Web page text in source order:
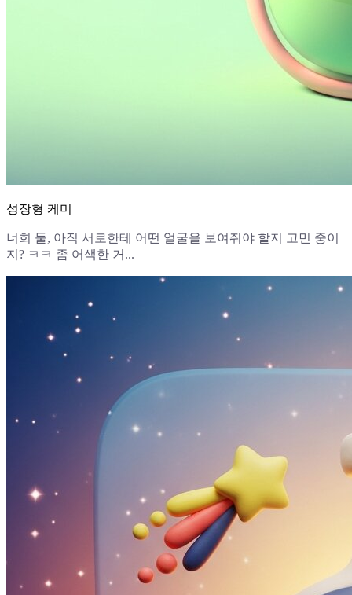
성장형 케미
너희 둘, 아직 서로한테 어떤 얼굴을 보여줘야 할지 고민 중이
지? ㅋㅋ 좀 어색한 거...